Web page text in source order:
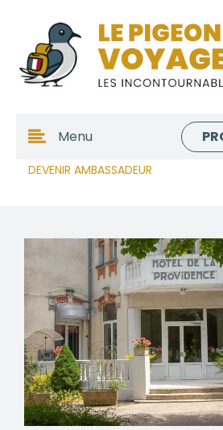
DEVENIR AMBASSADEUR
Menu